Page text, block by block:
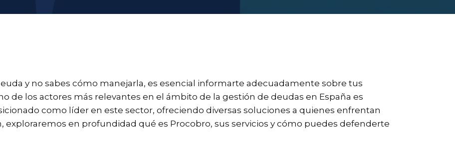
y no sabes cómo manejarla, es esencial informarte adecuadamente sobre tus
de los actores más relevantes en el ámbito de la gestión de deudas en España es
como líder en este sector, ofreciendo diversas soluciones a quienes enfrentan
exploraremos en profundidad qué es Procobro, sus servicios y cómo puedes defenderte